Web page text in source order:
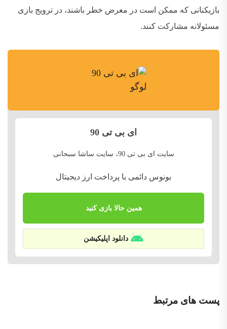
بازیکنانی که ممکن است در معرض خطر باشند، در ترویج بازی
مسئولانه مشارکت کنند.
ای بی تی 90
سایت ای بی تی 90، سایت ساشا سبحانی
بونوس دائمی با پرداخت ارز دیجیتال
همین حالا بازی کنید
دانلود اپلیکیشن
پست های مرتبط